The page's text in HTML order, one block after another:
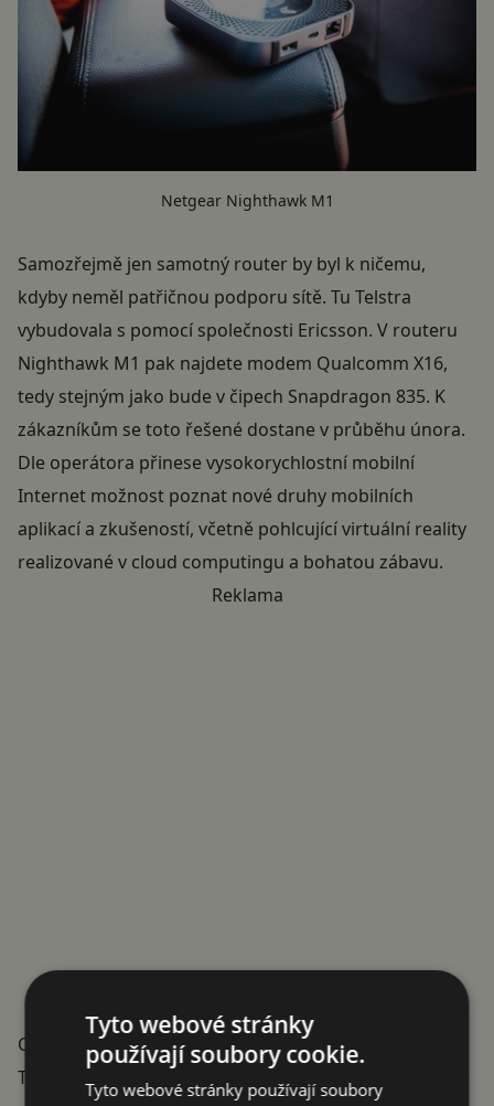
Netgear Nighthawk M1
Samozřejmě jen samotný router by byl k ničemu,
kdyby neměl patřičnou podporu sítě. Tu Telstra
vybudovala s pomocí společnosti Ericsson. V routeru
Nighthawk M1 pak najdete modem Qualcomm X16,
tedy stejným jako bude v čipech Snapdragon 835. K
zákazníkům se toto řešené dostane v průběhu února.
Dle operátora přinese vysokorychlostní mobilní
Internet možnost poznat nové druhy mobilních
aplikací a zkušeností, včetně pohlcující virtuální reality
realizované v cloud computingu a bohatou zábavu.
Reklama
Co dokáže první gigabitová síť LTE?
Telstra novinářům předvedla praktický test přenosové
Tyto webové stránky
používají soubory cookie.
Tyto webové stránky používají soubory